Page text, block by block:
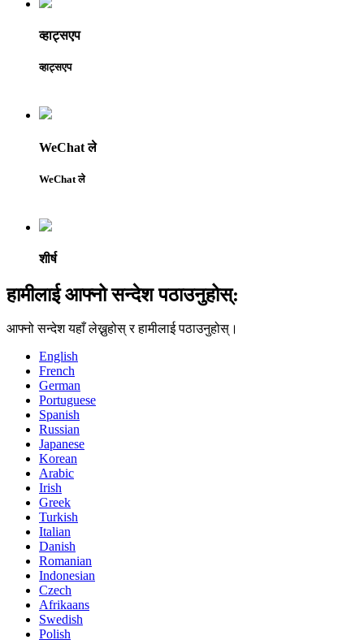
व्हाट्सएप
व्हाट्सएप
WeChat ले
WeChat ले
शीर्ष
हामीलाई आफ्नो सन्देश पठाउनुहोस्:
आफ्नो सन्देश यहाँ लेख्नुहोस् र हामीलाई पठाउनुहोस्।
English
French
German
Portuguese
Spanish
Russian
Japanese
Korean
Arabic
Irish
Greek
Turkish
Italian
Danish
Romanian
Indonesian
Czech
Afrikaans
Swedish
Polish